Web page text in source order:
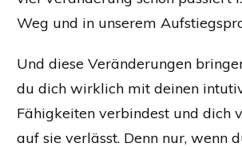
Weg und in unserem
Und diese Veränderungen
du dich wirklich mit deinen
Fähigkeiten verbindest und dich
auf sie verlässt. Denn nur, wenn